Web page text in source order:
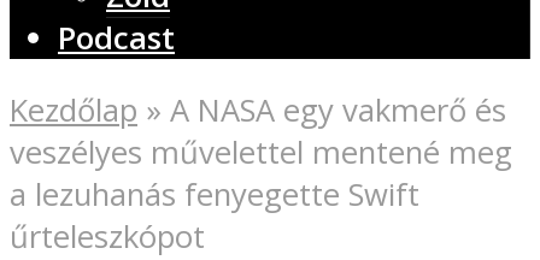
Podcast
Kezdőlap » A NASA egy vakmerő és
veszélyes művelettel mentené meg
a lezuhanás fenyegette Swift
űrteleszkópot